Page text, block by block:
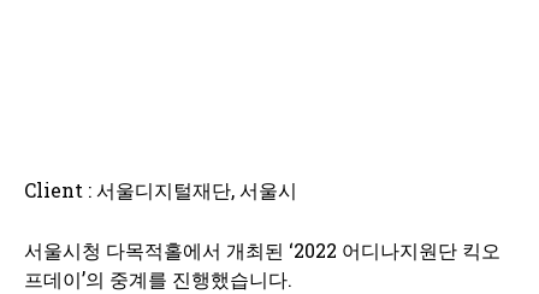
Client : 서울디지털재단, 서울시
서울시청 다목적홀에서 개최된 ‘2022 어디나지원단 킥오
프데이’의 중계를 진행했습니다.